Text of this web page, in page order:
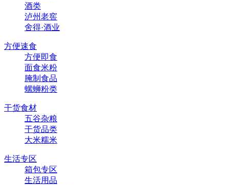
酒类
泸州老窖
舍得·酒业
方便速食
方便即食
面食米粉
腌制食品
螺蛳粉类
干货食材
五谷杂粮
干货品类
大米糯米
生活专区
箱包专区
生活用品